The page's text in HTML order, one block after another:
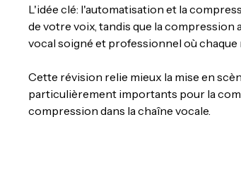
L'idée clé: l'automatisation et la
de votre voix, tandis que la
vocal soigné et professionnel où
Cette révision relie mieux la mise en
particulièrement importants pour la
compression dans la chaîne vocale.